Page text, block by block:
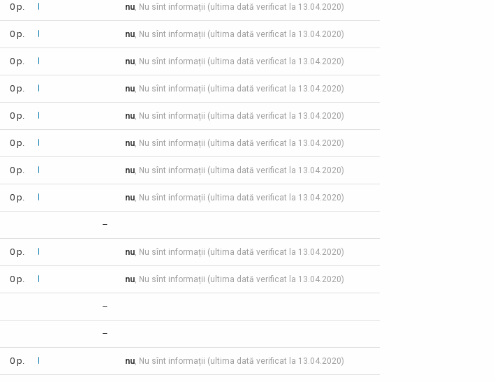
0 p. nu, Nu sînt informații (ultima dată verificat la 13.04.2020)
0 p. nu, Nu sînt informații (ultima dată verificat la 13.04.2020)
0 p. nu, Nu sînt informații (ultima dată verificat la 13.04.2020)
0 p. nu, Nu sînt informații (ultima dată verificat la 13.04.2020)
0 p. nu, Nu sînt informații (ultima dată verificat la 13.04.2020)
0 p. nu, Nu sînt informații (ultima dată verificat la 13.04.2020)
0 p. nu, Nu sînt informații (ultima dată verificat la 13.04.2020)
0 p. nu, Nu sînt informații (ultima dată verificat la 13.04.2020)
–
0 p. nu, Nu sînt informații (ultima dată verificat la 13.04.2020)
0 p. nu, Nu sînt informații (ultima dată verificat la 13.04.2020)
–
–
0 p. nu, Nu sînt informații (ultima dată verificat la 13.04.2020)